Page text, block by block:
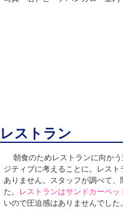
レストラン
朝食のためレストランに向か
ジティブに考えることに。レス
ありません。スタッフが調べて
た。
レストランはサンドカーペッ
いので圧迫感はありませんでした。